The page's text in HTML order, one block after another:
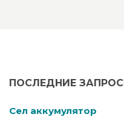
ПОСЛЕДНИЕ
Cел аккумулятор